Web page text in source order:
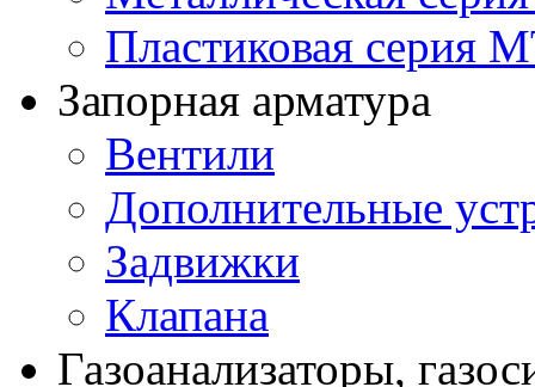
Пластиковая серия
Запорная арматура
Вентили
Дополнительные
Задвижки
Клапана
Газоанализаторы,